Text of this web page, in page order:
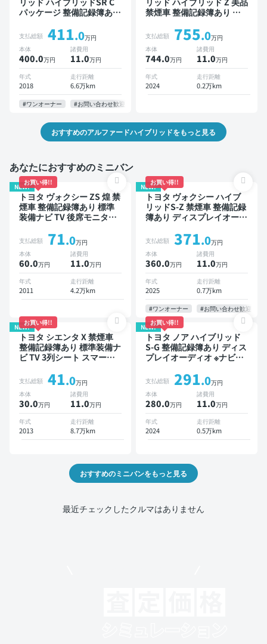
パッケージ 整備記録簿あり
デジタルインナーミラー オ
ートクルーズ 3列シート ス
マートキー ETC バックモ
ニター ドライブレコーダー
両側電動スライドドア 7人
乗り
支払総額 411.0万円
本体
400.0万円
諸費用
11.0万円
年式
2018
走行距離
6.6万km
#ワンオーナー #お問い合わせ歓迎
禁煙車 整備記録簿あり デ
ビキットあり オートクルー
ズ 3列シート スマートキー
ETC サンルーフ 電動バッ
クドア バックモニター 全
方位カメラ ドライブレコー
ダー 衝突軽減 両側電動ス
ライドドア 7人乗り
支払総額 755.0万円
本体
744.0万円
諸費用
11.0万円
年式
2024
走行距離
0.2万km
おすすめのアルファードハイブリッドをもっと見る
あなたにおすすめのミニバン
NEW!
お買い得!!
トヨタ ヴォクシー ZS 煌 禁
煙車 整備記録簿あり 標準
装備ナビ TV 後席モニター
ター 両側電動スライドドア
8人乗り
支払総額 71.0万円
本体
60.0万円
諸費用
11.0万円
年式
2011
走行距離
4.2万km
NEW!
お買い得!!
トヨタ ヴォクシー ハイブ
リッドS-Z 禁煙車 整備記録
簿あり ディスプレイオーデ
インドスポットモニター デ
ジタルインナーミラー オー
トクルーズ 3列シート スマ
ートキー ETC 電動バック
ドア バックモニター 全方
位カメラ ドライブレコーダ
ー 衝突軽減 両側電動スラ
イドドア 7人乗り
支払総額 371.0万円
本体
360.0万円
諸費用
11.0万円
年式
2025
走行距離
0.7万km
#ワンオーナー #お問い合わせ歓迎
NEW!
お買い得!!
トヨタ シエンタ X 禁煙車
整備記録簿あり 標準装備ナ
ビ TV 3列シート スマート
り
支払総額 41.0万円
本体
30.0万円
諸費用
11.0万円
年式
2013
走行距離
8.7万km
NEW!
お買い得!!
トヨタ ノア ハイブリッド
S-G 整備記録簿あり ディス
プレイオーディオ ※ナビキ
ズ 3列シート スマートキー
バックモニター ドライブレ
コーダー 衝突軽減 7人乗り
支払総額 291.0万円
本体
280.0万円
諸費用
11.0万円
年式
2024
走行距離
0.5万km
おすすめのミニバンをもっと見る
最近チェックしたクルマはありません